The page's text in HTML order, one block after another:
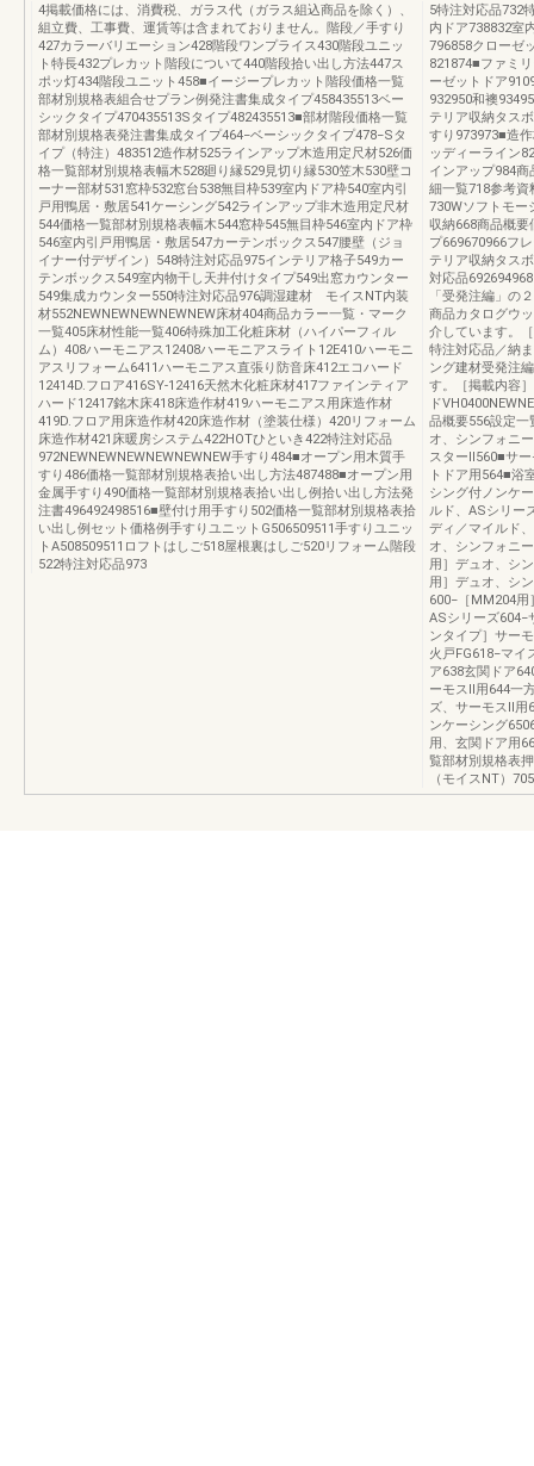
4掲載価格には、消費税、ガラス代（ガラス組込商品を除く）、
組立費、工事費、運賃等は含まれておりません。階段／手すり
427カラーバリエーション428階段ワンプライス430階段ユニッ
ト特長432プレカット階段について440階段拾い出し方法447ス
ポッ灯434階段ユニット458■イージープレカット階段価格一覧
部材別規格表組合せプラン例発注書集成タイプ458435513ベー
シックタイプ470435513Sタイプ482435513■部材階段価格一覧
部材別規格表発注書集成タイプ464−ベーシックタイプ478−Sタ
イプ（特注）483512造作材525ラインアップ木造用定尺材526価
格一覧部材別規格表幅木528廻り縁529見切り縁530笠木530壁コ
ーナー部材531窓枠532窓台538無目枠539室内ドア枠540室内引
戸用鴨居・敷居541ケーシング542ラインアップ非木造用定尺材
544価格一覧部材別規格表幅木544窓枠545無目枠546室内ドア枠
546室内引戸用鴨居・敷居547カーテンボックス547腰壁（ジョ
イナー付デザイン）548特注対応品975インテリア格子549カー
テンボックス549室内物干し天井付けタイプ549出窓カウンター
549集成カウンター550特注対応品976調湿建材 モイスNT内装
材552NEWNEWNEWNEWNEW床材404商品カラー一覧・マーク
一覧405床材性能一覧406特殊加工化粧床材（ハイパーフィル
ム）408ハーモニアス12408ハーモニアスライト12E410ハーモニ
アスリフォーム6411ハーモニアス直張り防音床412エコハード
12414D.フロア416SY-12416天然木化粧床材417ファインティア
ハード12417銘木床418床造作材419ハーモニアス用床造作材
419D.フロア用床造作材420床造作材（塗装仕様）420リフォーム
床造作材421床暖房システム422HOTひといき422特注対応品
972NEWNEWNEWNEWNEWNEW手すり484■オープン用木質手
すり486価格一覧部材別規格表拾い出し方法487488■オープン用
金属手すり490価格一覧部材別規格表拾い出し例拾い出し方法発
注書496492498516■壁付け用手すり502価格一覧部材別規格表拾
い出し例セット価格例手すりユニットG506509511手すりユニッ
トA508509511ロフトはしご518屋根裏はしご520リフォーム階段
522特注対応品973
5特注対応品732
内ドア738832室
796858クローゼ
821874■ファミ
ーゼットドア
932950和襖
テリア収納タス
すり973973■造
ッディーライン
インアップ984
細一覧718参考資
730Wソフトモー
収納668商品概要
プ669670966フ
テリア収納タス
対応品
「受発注編」の
商品カタログウ
介しています。
特注対応品／納
ング建材受発注
す。［掲載内容
ド
品概要556設定一
オ、シンフォニ
スターⅡ560■サ
トドア用564■浴
シング付ノンケ
ルド、ASシリー
ディ／マイルド
オ、シンフォニ
用］デュオ、シ
用］デュオ、シ
600−［MM204用
ASシリーズ604−
ンタイプ］サー
火戸FG618−マイ
ア638玄関ドア
ーモスⅡ用644一
ズ、サーモスⅡ用
ンケーシング
用、玄関ドア用
覧部材別規格表
（モイスNT）